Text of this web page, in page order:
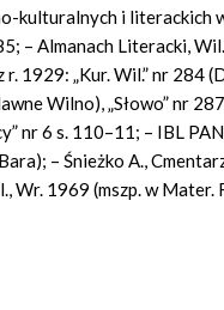
kulturalnych i literackich
– Almanach Literacki,
1929: „Kur. Wil.” nr 284
Wilno), „Słowo” nr
nr 6 s. 110–11; – IBL
– Śnieżko A.,
Wr. 1969 (mszp. w Mater.